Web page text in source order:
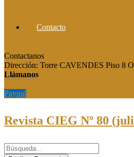
Contacto
Contactanos
Dirección: Torre CAVENDES Piso 8
Llàmanos
Paypal
Revista CIEG Nº 80